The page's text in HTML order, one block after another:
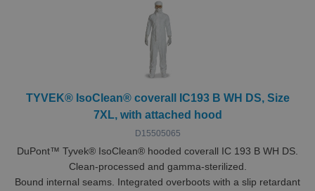
TYVEK® IsoClean® coverall IC193 B WH DS, Size
7XL, with attached hood
D15505065
DuPont™ Tyvek® IsoClean® hooded coverall IC 193 B WH DS.
Clean-processed and gamma-sterilized.
Bound internal seams. Integrated overboots with a slip retardant